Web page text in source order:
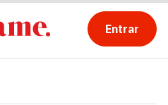
Entrar